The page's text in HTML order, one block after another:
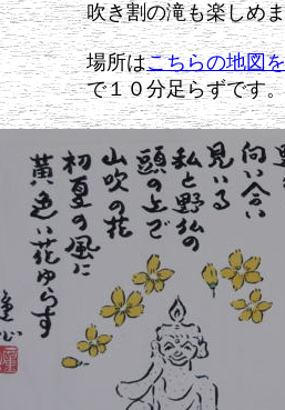
吹き割の滝も楽しめ
場所はこちらの地図
で１０分足らずです。